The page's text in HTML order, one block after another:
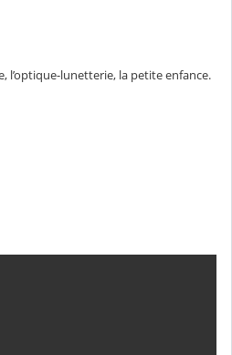
l’optique-lunetterie, la petite enfance.